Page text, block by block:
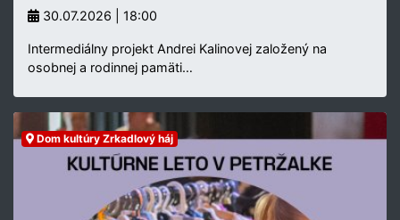
30.07.2026 | 18:00
Intermediálny projekt Andrei Kalinovej založený na
osobnej a rodinnej pamäti…
Dom kultúry Zrkadlový háj